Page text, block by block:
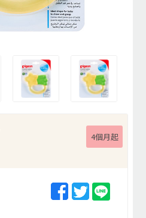
4個月起